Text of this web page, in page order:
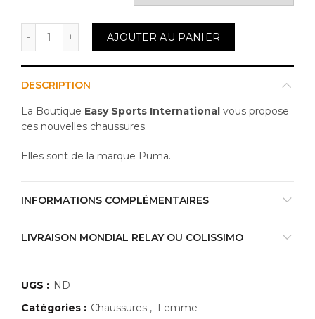
75,00€
89,95€
quantité de Chaussures Puma
AJOUTER AU PANIER
DESCRIPTION
La Boutique Easy Sports International vous propose
ces nouvelles chaussures.
Elles sont de la marque Puma.
INFORMATIONS COMPLÉMENTAIRES
LIVRAISON MONDIAL RELAY OU COLISSIMO
UGS : ND
Catégories : Chaussures , Femme